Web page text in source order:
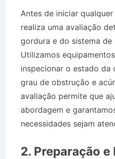
Antes de iniciar
realiza uma avaliação
gordura e do sistema de
Utilizamos
inspecionar o estado da
grau de obstrução e
avaliação permite que
abordagem e
necessidades sejam
2. Preparação